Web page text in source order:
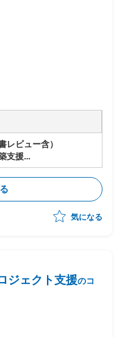
レビュー含）
支援
気になる
ジェクト支援のコ